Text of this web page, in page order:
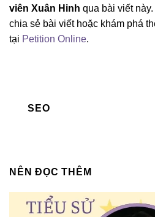
viên Xuân Hinh qua bài viết
chia sẻ bài viết hoặc khám phá
tại Petition Online.
SEO
NÊN ĐỌC THÊM